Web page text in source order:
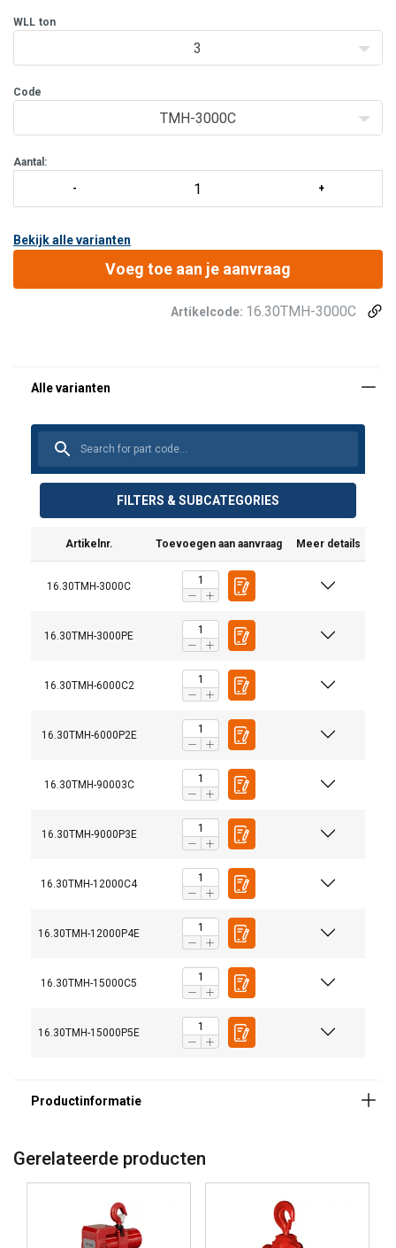
Met een M4 classificatie zijn deze takels zeer betrouwbaar en
uitermate geschikt voor zeer veelvuldig gebruik. De continuïteit
WLL ton
3
Code
TMH-3000C
Aantal:
Bekijk alle varianten
Voeg toe aan je aanvraag
Artikelcode: 16.30TMH-3000C
FILTERS & SUBCATEGORIES
Artikelnr. Toevoegen aan aanvraag Meer details
16.30TMH-3000C
16.30TMH-3000PE
16.30TMH-6000C2
16.30TMH-6000P2E
16.30TMH-90003C
16.30TMH-9000P3E
16.30TMH-12000C4
16.30TMH-12000P4E
16.30TMH-15000C5
16.30TMH-15000P5E
Gerelateerde producten